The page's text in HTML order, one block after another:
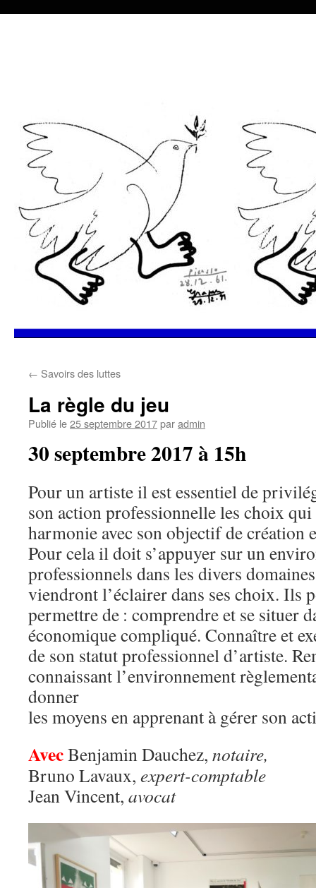
au
contenu
← Savoirs des luttes
La règle du jeu
Publié le25 septembre 2017paradmin
30 septembre 2017 à 15h
Pour un artiste il est essentiel de
son action professionnelle les choix
harmonie avec son objectif de création
Pour cela il doit s’appuyer sur un
professionnels dans les divers
viendront l’éclairer dans ses choix. Ils
permettre de : comprendre et se situer
économique compliqué. Connaître et
de son statut professionnel d’artiste.
connaissant l’environnement
donner
les moyens en apprenant à gérer son
AvecBenjamin Dauchez, notaire,
Bruno Lavaux, expert-comptable
Jean Vincent, avocat